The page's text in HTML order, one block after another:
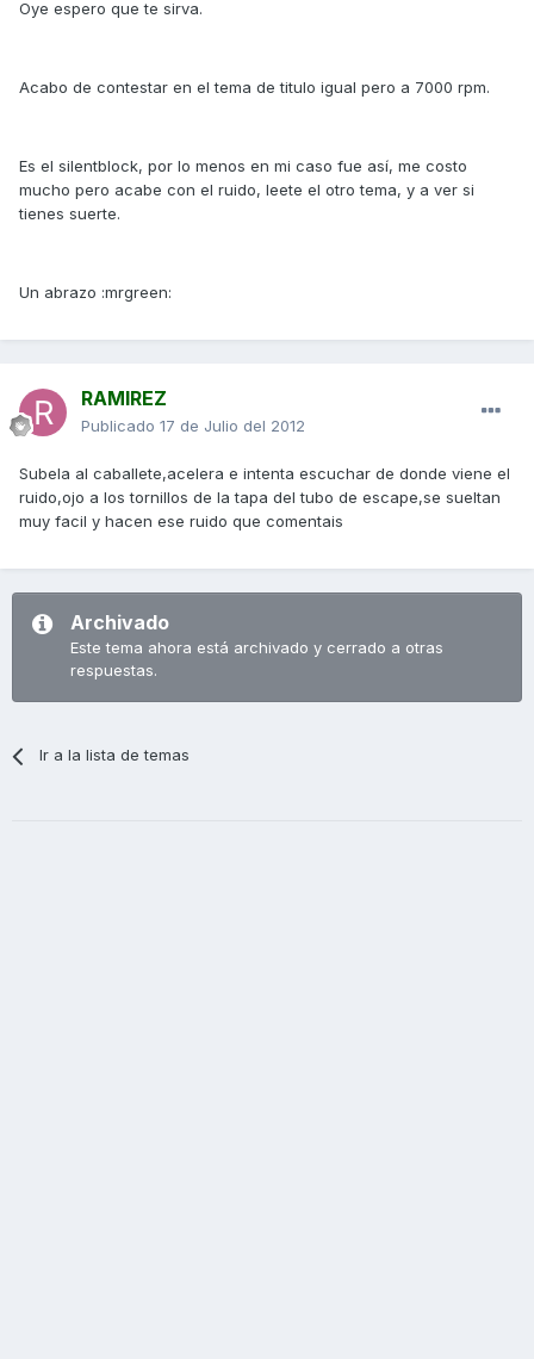
Oye espero que te sirva.
Acabo de contestar en el tema de titulo igual pero a 7000 rpm.
Es el silentblock, por lo menos en mi caso fue así, me costo
mucho pero acabe con el ruido, leete el otro tema, y a ver si
tienes suerte.
Un abrazo :mrgreen:
RAMIREZ
Publicado 17 de Julio del 2012
Subela al caballete,acelera e intenta escuchar de donde viene el
ruido,ojo a los tornillos de la tapa del tubo de escape,se sueltan
muy facil y hacen ese ruido que comentais
Archivado
Este tema ahora está archivado y cerrado a otras
respuestas.
Ir a la lista de temas